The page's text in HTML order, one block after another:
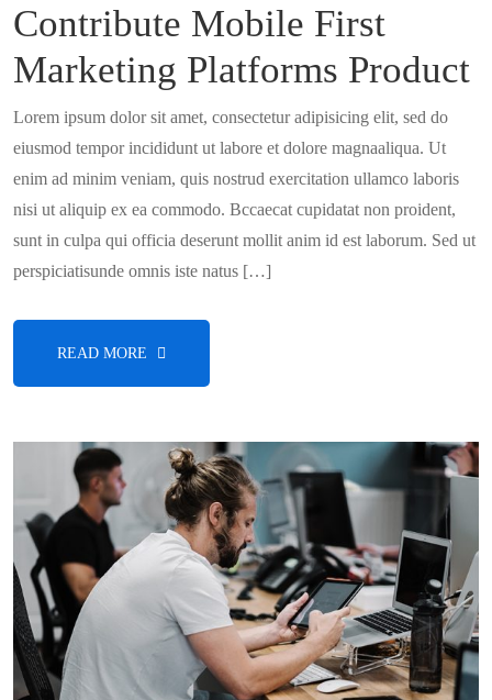
Contribute Mobile First
Marketing Platforms Product
Lorem ipsum dolor sit amet, consectetur adipisicing elit, sed do
eiusmod tempor incididunt ut labore et dolore magnaaliqua. Ut
enim ad minim veniam, quis nostrud exercitation ullamco laboris
nisi ut aliquip ex ea commodo. Bccaecat cupidatat non proident,
sunt in culpa qui officia deserunt mollit anim id est laborum. Sed ut
perspiciatisunde omnis iste natus […]
READ MORE